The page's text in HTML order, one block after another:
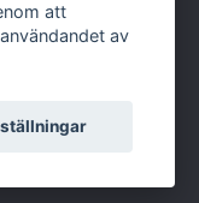
att
av